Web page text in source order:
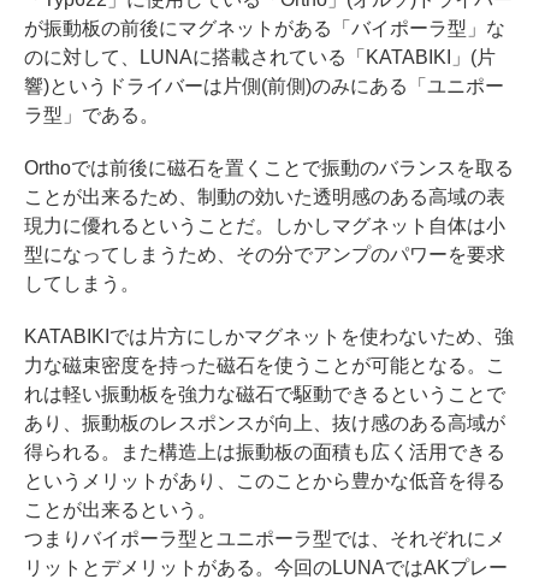
が振動板の前後にマグネットがある「バイポーラ型」な
のに対して、LUNAに搭載されている「KATABIKI」(片
響)というドライバーは片側(前側)のみにある「ユニポー
ラ型」である。
Orthoでは前後に磁石を置くことで振動のバランスを取る
ことが出来るため、制動の効いた透明感のある高域の表
現力に優れるということだ。しかしマグネット自体は小
型になってしまうため、その分でアンプのパワーを要求
してしまう。
KATABIKIでは片方にしかマグネットを使わないため、強
力な磁束密度を持った磁石を使うことが可能となる。こ
れは軽い振動板を強力な磁石で駆動できるということで
あり、振動板のレスポンスが向上、抜け感のある高域が
得られる。また構造上は振動板の面積も広く活用できる
というメリットがあり、このことから豊かな低音を得る
ことが出来るという。
つまりバイポーラ型とユニポーラ型では、それぞれにメ
リットとデメリットがある。今回のLUNAではAKプレー